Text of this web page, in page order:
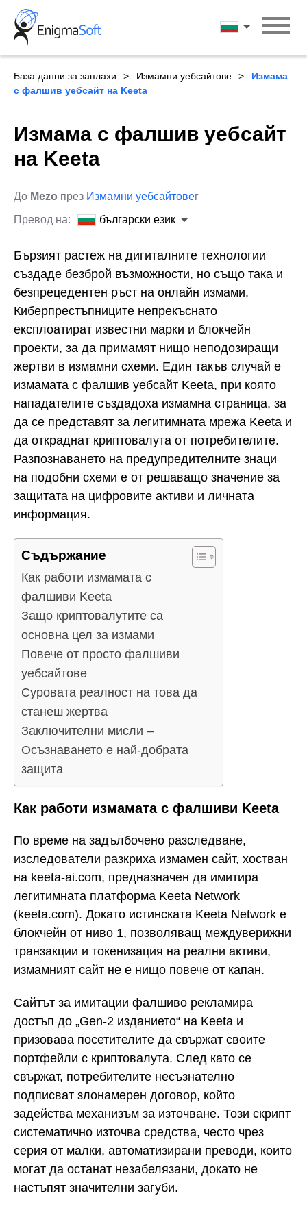
Skip
content
български
База данни за заплахи Измамни уебсайтове
Измама
с фалшив уебсайт на Keeta
Измама с фалшив уебсайт
на Keeta
До Mezo през Измамни уебсайтовег
Превод на:
български език
Бързият растеж на дигиталните технологии
създаде безброй възможности, но също така и
безпрецедентен ръст на онлайн измами.
Киберпрестъпниците непрекъснато
експлоатират известни марки и блокчейн
проекти, за да примамят нищо неподозиращи
жертви в измамни схеми. Един такъв случай е
измамата с фалшив уебсайт Keeta, при която
нападателите създадоха измамна страница, за
да се представят за легитимната мрежа Keeta и
да откраднат криптовалута от потребителите.
Разпознаването на предупредителните знаци
на подобни схеми е от решаващо значение за
защитата на цифровите активи и личната
информация.
Съдържание
Как работи измамата с
фалшиви Keeta
Защо криптовалутите са
основна цел за измами
Повече от просто фалшиви
уебсайтове
Суровата реалност на това да
станеш жертва
Заключителни мисли –
Осъзнаването е най-добрата
защита
Как работи измамата с фалшиви Keeta
По време на задълбочено разследване,
изследователи разкриха измамен сайт, хостван
на keeta-ai.com, предназначен да имитира
легитимната платформа Keeta Network
(keeta.com). Докато истинската Keeta Network е
блокчейн от ниво 1, позволяващ междуверижни
транзакции и токенизация на реални активи,
измамният сайт не е нищо повече от капан.
Сайтът за имитации фалшиво рекламира
достъп до „Gen-2 изданието“ на Keeta и
призовава посетителите да свържат своите
портфейли с криптовалута. След като се
свържат, потребителите несъзнателно
подписват злонамерен договор, който
задейства механизъм за източване. Този скрипт
систематично източва средства, често чрез
серия от малки, автоматизирани преводи, които
могат да останат незабелязани, докато не
настъпят значителни загуби.